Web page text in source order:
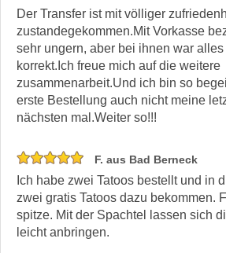
Der Transfer ist mit völliger
zustandegekommen.Mit Vorkasse
sehr ungern, aber bei ihnen war alles
korrekt.Ich freue mich auf die weitere
zusammenarbeit.Und ich bin so
erste Bestellung auch nicht meine
nächsten mal.Weiter so!!!
F. aus Bad Berneck
Ich habe zwei Tatoos bestellt und in
zwei gratis Tatoos dazu bekommen.
spitze. Mit der Spachtel lassen sich
leicht anbringen.